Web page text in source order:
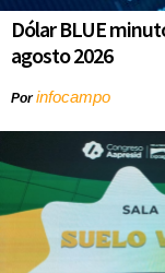
Dólar BLUE
agosto 2026
Porinfocampo